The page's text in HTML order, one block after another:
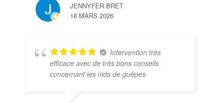
JENNYFER BRET
18 MARS 2026
Intervention très
efficace avec de très bons conseils
concernant les nids de guêpes.